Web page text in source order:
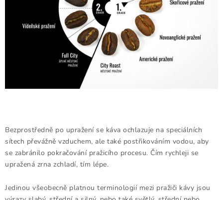
Bezprostředně po upražení se káva ochlazuje na speciálních
sítech převážně vzduchem, ale také postřikováním vodou, aby
se zabránilo pokračování pražicího procesu. Čím rychleji se
upražená zrna zchladí, tím lépe.
Jedinou všeobecně platnou terminologií mezi pražiči kávy jsou